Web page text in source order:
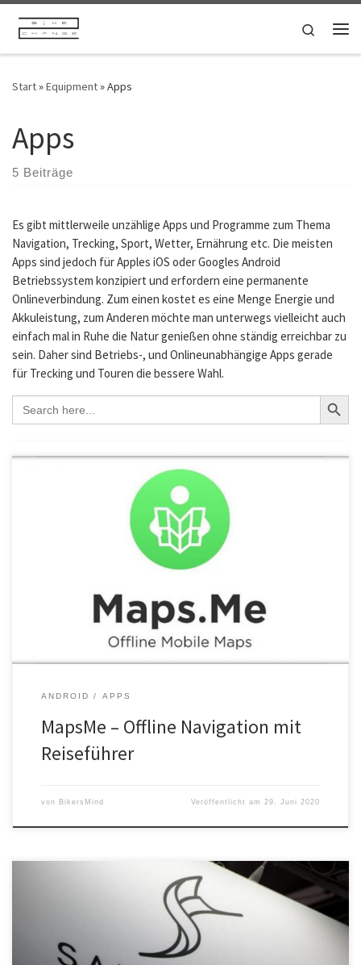
Zum Inhalt springen
Search
Start»Equipment»Apps
Apps
5 Beiträge
Es gibt mittlerweile unzählige Apps und Programme zum Thema
Navigation, Trecking, Sport, Wetter, Ernährung etc. Die meisten
Apps sind jedoch für Apples iOS oder Googles Android
Betriebssystem konzipiert und erfordern eine permanente
Onlineverbindung. Zum einen kostet es eine Menge Energie und
Akkuleistung, zum Anderen möchte man unterwegs vielleicht auch
einfach mal in Ruhe die Natur genießen ohne ständig erreichbar zu
sein. Daher sind Betriebs-, und Onlineunabhängige Apps gerade
für Trecking und Touren die bessere Wahl.
Search
for:
Maps.Me​ beinhaltet kostenlose Karten von OpenStreetMaps. Diese
können komplett offline oder wahlweise auch ausschnittsweise
gespeichert werden, was gerade auf Geräten mit begrenztem
ANDROID APPS
MapsMe – Offline Navigation mit
Reiseführer
von BikersMind Veröffentlicht am 29. Juni 2020
Viele werden sich fragen, warum ich Googles Android, Apple & Co
meide. Der Grund ist ein ganz Einfacher: Unabhängigkeit und
Freiheit (von Werbung). Sailfish OS konzentriert sich aufs